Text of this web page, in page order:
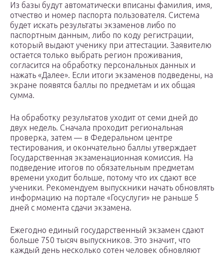
Из базы будут автоматически вписаны фамилия, имя,
отчество и номер паспорта пользователя. Система
будет искать результаты экзаменов либо по
паспортным данным, либо по коду регистрации,
который выдают ученику при аттестации. Заявителю
остается только выбрать регион проживания,
согласится на обработку персональных данных и
нажать «Далее». Если итоги экзаменов подведены, на
экране появятся баллы по предметам и их общая
сумма.
На обработку результатов уходит от семи дней до
двух недель. Сначала проходит региональная
проверка, затем — в Федеральном центре
тестирования, и окончательно баллы утверждает
Государственная экзаменационная комиссия. На
подведение итогов по обязательным предметам
времени уходит больше, потому что их сдают все
ученики. Рекомендуем выпускники начать обновлять
информацию на портале «Госуслуги» не раньше 5
дней с момента сдачи экзамена.
Ежегодно единый государственный экзамен сдают
больше 750 тысяч выпускников. Это значит, что
каждый день несколько сотен человек обновляют